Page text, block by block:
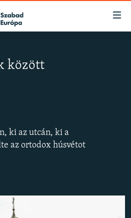
között
ki az utcán, ki a
az ortodox húsvétot